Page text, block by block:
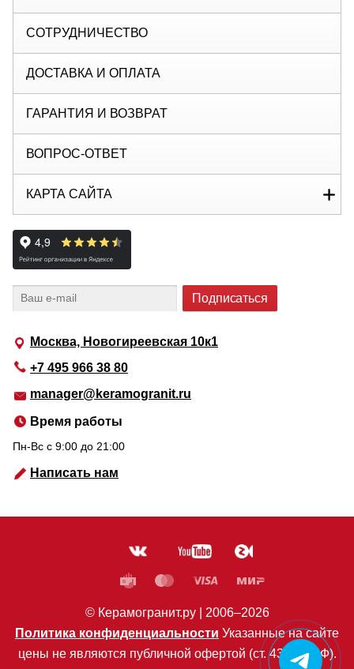
Москва, Новогиреевская 10к1
+7 495 966 38 80
manager@keramogranit.ru
Время работы
Пн-Вс c 9:00 до 21:00
Написать нам
СОТРУДНИЧЕСТВО
ДОСТАВКА И ОПЛАТА
ГАРАНТИЯ И ВОЗВРАТ
ВОПРОС-ОТВЕТ
КАРТА САЙТА
© Керамогранит.ру | 2006–2026
Политика конфиденциальности Указанные на сайте
цены не являются публичной офертой (ст. 435 ГК РФ).